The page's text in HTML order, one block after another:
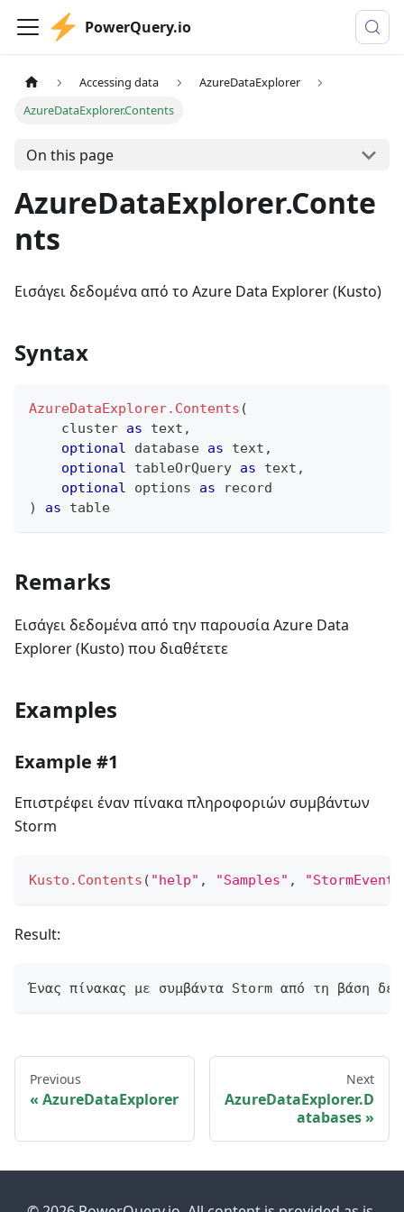
PowerQuery.io
Accessing data
AzureDataExplorer
AzureDataExplorer.Contents
On this page
AzureDataExplorer.Conte
nts
Εισάγει δεδομένα από το Azure Data Explorer (Kusto)
Syntax
AzureDataExplorer.Contents (
    cluster
as text ,
optional database as text ,
optional tableOrQuery as text ,
optional options as
record
)
as table
Remarks
Εισάγει δεδομένα από την παρουσία Azure Data
Explorer (Kusto) που διαθέτετε
Examples
Example #1
Επιστρέφει έναν πίνακα πληροφοριών συμβάντων
Storm
Kusto.Contents ( "help" , "Samples" ,
Result:
Ένας πίνακας με συμβάντα Storm από τη βάση
Previous
AzureDataExplorer
Next
AzureDataExplorer.D
atabases